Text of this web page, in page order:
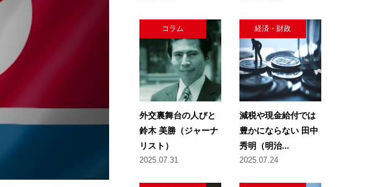
コラム
外交裏舞台の人びと
鈴木 美勝（ジャーナ
リスト）
2025.07.31
経済・財政
減税や現金給付では
豊かにならない 田中
秀明（明治...
2025.07.24